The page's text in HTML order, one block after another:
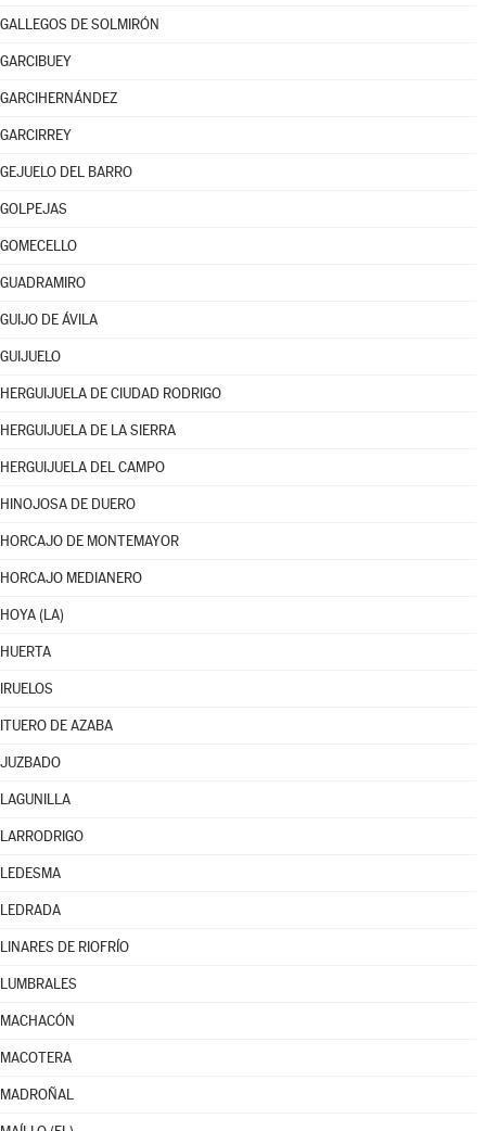
GALLEGOS DE SOLMIRÓN
GARCIBUEY
GARCIHERNÁNDEZ
GARCIRREY
GEJUELO DEL BARRO
GOLPEJAS
GOMECELLO
GUADRAMIRO
GUIJO DE ÁVILA
GUIJUELO
HERGUIJUELA DE CIUDAD RODRIGO
HERGUIJUELA DE LA SIERRA
HERGUIJUELA DEL CAMPO
HINOJOSA DE DUERO
HORCAJO DE MONTEMAYOR
HORCAJO MEDIANERO
HOYA (LA)
HUERTA
IRUELOS
ITUERO DE AZABA
JUZBADO
LAGUNILLA
LARRODRIGO
LEDESMA
LEDRADA
LINARES DE RIOFRÍO
LUMBRALES
MACHACÓN
MACOTERA
MADROÑAL